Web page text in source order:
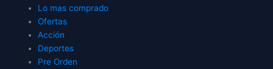
Lo mas comprado
Ofertas
Acción
Deportes
Pre Orden